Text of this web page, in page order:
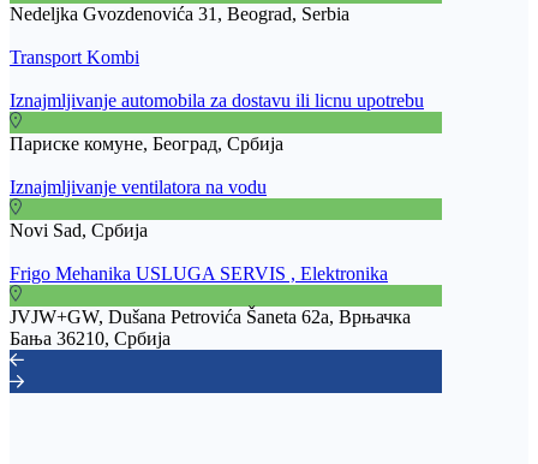
Nedeljka Gvozdenovića 31, Beograd, Serbia
Transport Kombi
Iznajmljivanje automobila za dostavu ili licnu upotrebu
Париске комуне, Београд, Србија
Iznajmljivanje ventilatora na vodu
Novi Sad, Србија
Frigo Mehanika USLUGA SERVIS , Elektronika
JVJW+GW, Dušana Petrovića Šaneta 62a, Врњачка
Бања 36210, Србија